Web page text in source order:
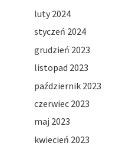
luty 2024
styczeń 2024
grudzień 2023
listopad 2023
październik 2023
czerwiec 2023
maj 2023
kwiecień 2023